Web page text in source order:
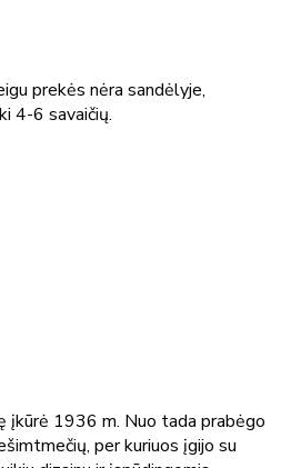
prekės nėra sandėlyje,
4-6 savaičių.
įkūrė 1936 m. Nuo tada prabėgo
per kuriuos įgijo su